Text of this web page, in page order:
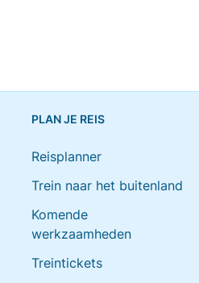
PLAN JE REIS
Reisplanner
Trein naar het buitenland
Komende
werkzaamheden
Treintickets